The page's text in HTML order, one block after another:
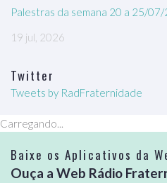
Palestras da semana 20 a 25/
19 jul, 2026
Twitter
Tweets by RadFraternidade
Carregando...
Baixe os Aplicativos da
Ouça a Web Rádio